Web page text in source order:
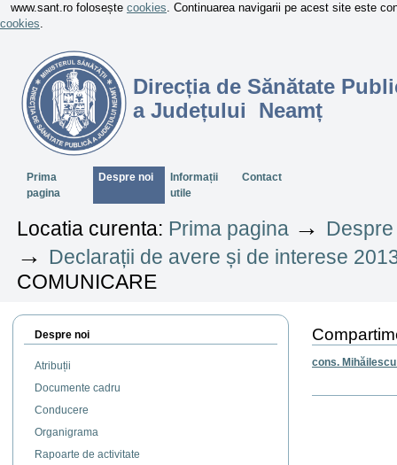
www.sant.ro folosește cookies. Continuarea navigarii pe acest site este
cookies.
Direcția de Sănătate
a Județului Neamț
SectiuniPrima
pagina
Despre noi
Informații
utile
Contact
Locatia curenta: Prima pagina →
→ Declarații de avere și de interese
COMUNICARE
Despre noi
Atribuții
Documente cadru
Conducere
Organigrama
Rapoarte de activitate
cons.